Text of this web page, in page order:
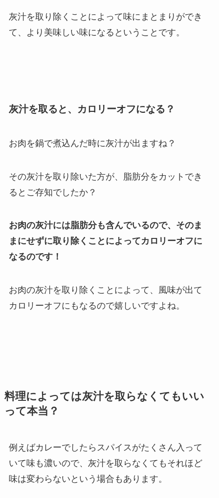
灰汁を取り除くことによって味にまとまりができ
て、より美味しい味になるということです。
灰汁を取ると、カロリーオフになる？
お肉を鍋で煮込んだ時に灰汁が出ますね？
その灰汁を取り除いた方が、脂肪分をカットでき
るとご存知でしたか？
お肉の灰汁には脂肪分も含んでいるので、そのま
まにせずに取り除くことによってカロリーオフに
なるのです！
お肉の灰汁を取り除くことによって、風味が出て
カロリーオフにもなるので嬉しいですよね。
料理によっては灰汁を取らなくてもいい
って本当？
例えばカレーでしたらスパイスがたくさん入って
いて味も濃いので、灰汁を取らなくてもそれほど
味は変わらないという場合もあります。